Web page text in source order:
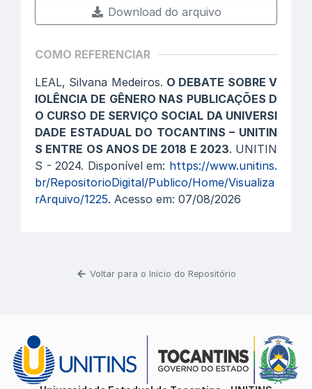
Download do arquivo
COMO REFERENCIAR
LEAL, Silvana Medeiros. O DEBATE SOBRE V
IOLÊNCIA DE GÊNERO NAS PUBLICAÇÕES D
O CURSO DE SERVIÇO SOCIAL DA UNIVERSI
DADE ESTADUAL DO TOCANTINS – UNITIN
S ENTRE OS ANOS DE 2018 E 2023. UNITIN
S - 2024. Disponível em: https://www.unitins.
br/RepositorioDigital/Publico/Home/Visualiza
rArquivo/1225. Acesso em: 07/08/2026
Voltar para o Início do Repositório